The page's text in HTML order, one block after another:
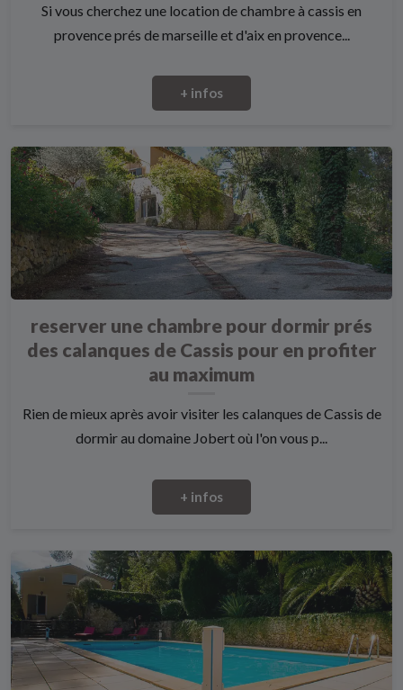
Si vous cherchez une location de chambre à cassis en
provence prés de marseille et d'aix en provence...
+ infos
reserver une chambre pour dormir prés
des calanques de Cassis pour en profiter
au maximum
Rien de mieux après avoir visiter les calanques de Cassis de
dormir au domaine Jobert où l'on vous p...
+ infos